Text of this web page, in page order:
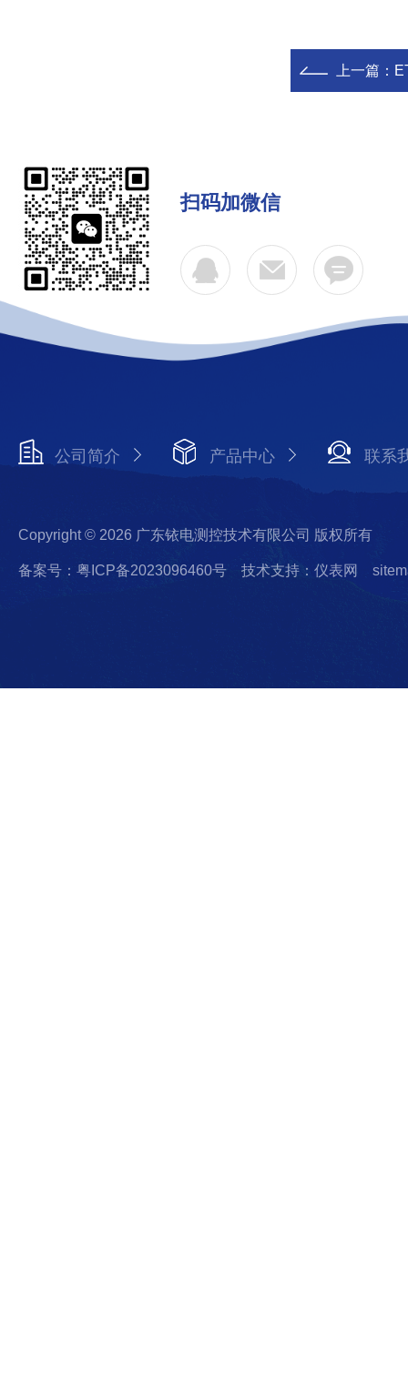
上一篇：
扫码加微信
公司简介 产品中心 联系
Copyright © 2026 广东铱电测控技术有限公司 版权所有
备案号：粤ICP备2023096460号 技术支持：仪表网